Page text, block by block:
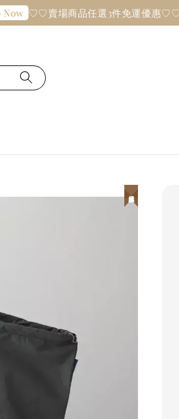
♡♡賣場商品任選3件免運優惠♡♡